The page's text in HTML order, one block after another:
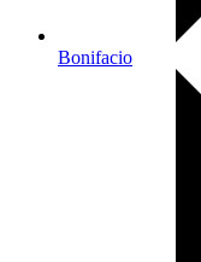
Bonifacio